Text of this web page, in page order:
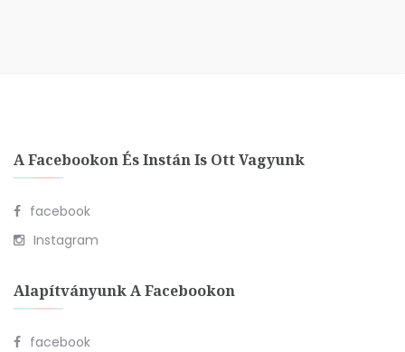
A Facebookon És Instán Is Ott Vagyunk
facebook
Instagram
Alapítványunk A Facebookon
facebook